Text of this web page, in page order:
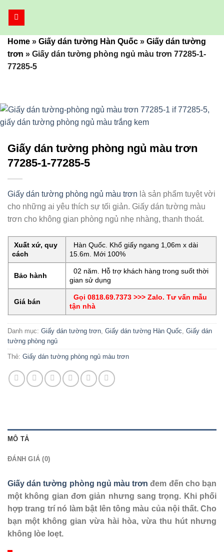
dungHome » Giấy dán tường Hàn Quốc » Giấy dán tường
trơn » Giấy dán tường phòng ngủ màu trơn 77285-1-
77285-5
Giấy dán tường phòng ngủ màu trơn
77285-1-77285-5
Giấy dán tường phòng ngủ màu trơn là sản phẩm tuyệt vời
cho những ai yêu thích sự tối giản. Giấy dán tường màu
trơn cho không gian phòng ngủ nhẹ nhàng, thanh thoát.
Xuất xứ, quy
cách
Hàn Quốc. Khổ giấy ngang 1,06m x dài
15.6m. Mới 100%
Bảo hành
02 năm. Hỗ trợ khách hàng trong suốt thời
gian sử dụng
Giá bán
Gọi 0818.69.7373 >>> Zalo. Tư vấn mẫu
tận nhà
Danh mục: Giấy dán tường trơn Giấy dán tường Hàn Quốc Giấy dán
tường phòng ngủ
Thẻ: Giấy dán tường phòng ngủ màu trơn
MÔ TẢ
ĐÁNH GIÁ (0)
Giấy dán tường phòng ngủ màu trơn đem đến cho bạn
một không gian đơn giản nhưng sang trọng. Khi phối
hợp trang trí nó làm bật lên tông màu của nội thất. Cho
bạn một không gian vừa hài hòa, vừa thu hút nhưng
không lòe loẹt.